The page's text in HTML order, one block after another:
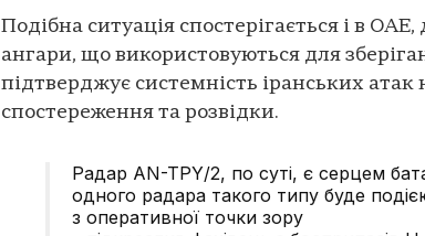
Подібна ситуація спостерігається і в
ангари, що використовуються для
підтверджує системність іранських атак
спостереження та розвідки.
Радар AN-TPY/2, по суті, є серцем
одного радара такого типу буде
з оперативної точки зору